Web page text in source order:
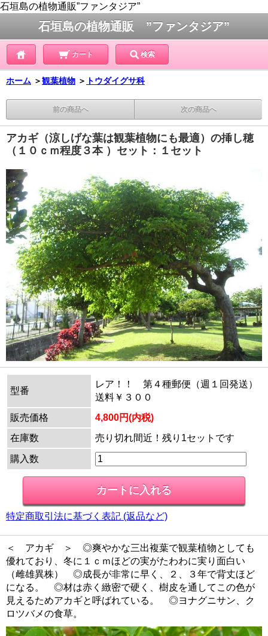
石垣島の植物通販”ファンタジア”
石垣島の植物通販 ”ファンタジア”
カート 検索
ホーム ＞観葉植物 ＞ トウダイグサ科
前の商品へ 次の商品へ
アカギ（涼しげな葉は観葉植物にも最適）の挿し穂
（１０ｃｍ程度３本 ）セット：１セット
型番
レア！！ 第４種郵便（週１回発送）
送料￥３００
販売価格
4,800円(内税)
在庫数
売り切れ間近！残り1セットです
購入数
特定商取引法に基づく表記 (返品など)
＜ アカギ ＞ ◎爽やかな三出複葉で観葉植物としても
優れており、冬に１ｃｍほどの実がたわわに実り面白い
（雌雄異株） ◎成長が非常に早く、２、３年で背丈ほど
になる。 ◎材は赤く緻密で硬く、樹皮を通してこの色が
見えるためアカギと呼ばれている。 ◎ヨナグニサン、ク
ロツバメの食草。